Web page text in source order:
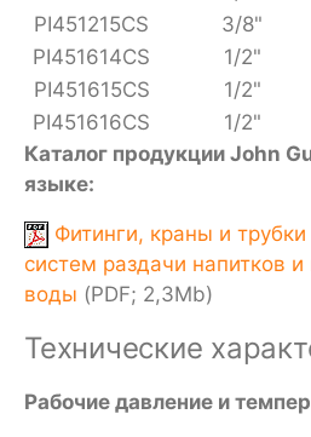
PI451215CS
3/8"
PI451614CS
1/2"
PI451615CS
1/2"
PI451616CS
1/2"
Каталог продукции John
языке:
Фитинги, краны и
систем раздачи напитков и
воды (PDF; 2,3Mb)
Технические
Рабочие давление и